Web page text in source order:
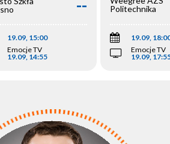
--
19.09, 15:00
Emocje TV
19.09, 14:55
Politechnika
19.09,
Emocje TV
19.09,